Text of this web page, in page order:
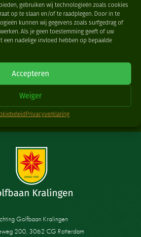
gebruiken wij technologieën zoals cookies
op te slaan en/of te raadplegen. Door in te
kunnen wij gegevens zoals surfgedrag of
Als je geen toestemming geeft of uw
een nadelige invloed hebben op bepaalde
Accepteren
Weiger
Privacyverklaring
BAANSTATUS
2026
OPEN07:30
WEDSTRIJDNEE
QUALIFYINGJA
BAANINFO
Golfbaan Kralingen
200, 3062 CG Rotterdam